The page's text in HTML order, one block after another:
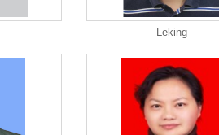
Leking